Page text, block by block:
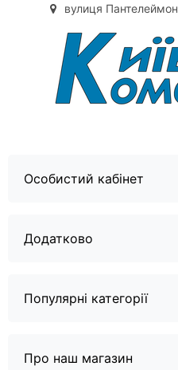
вулиця
Особистий кабінет
Додатково
Популярні категорії
Про наш магазин